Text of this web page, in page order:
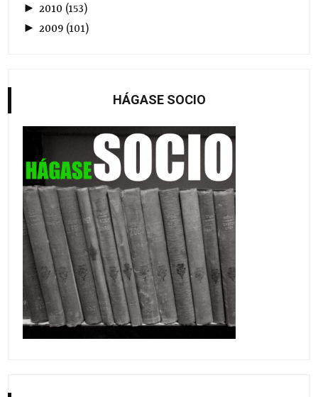
►2010 (153)
► 2009 (101)
HÁGASE SOCIO